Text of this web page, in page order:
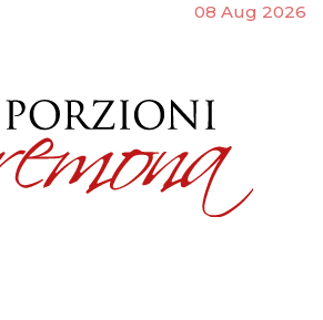
08 Aug 2026